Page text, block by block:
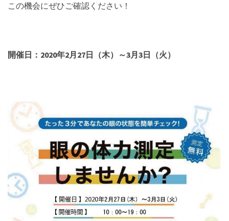
この機会にぜひご確認ください！
開催日：2020年2月27日（木）～3月3日（火）